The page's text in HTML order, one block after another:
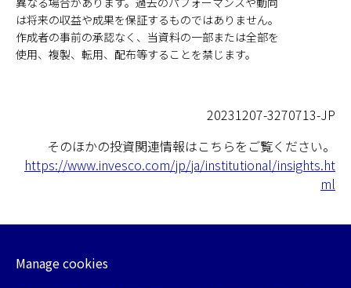
は将来の収益や成果を保証するものではありません。
作成者の事前の承認なく、当資料の一部または全部を
使用、複製、転用、配布等することを禁じます。
20231207-3270713-JP
そのほかの投資関連情報はこちらをご覧ください。
https://www.invesco.com/jp/ja/institutional/insights.ht
ml
Manage cookies